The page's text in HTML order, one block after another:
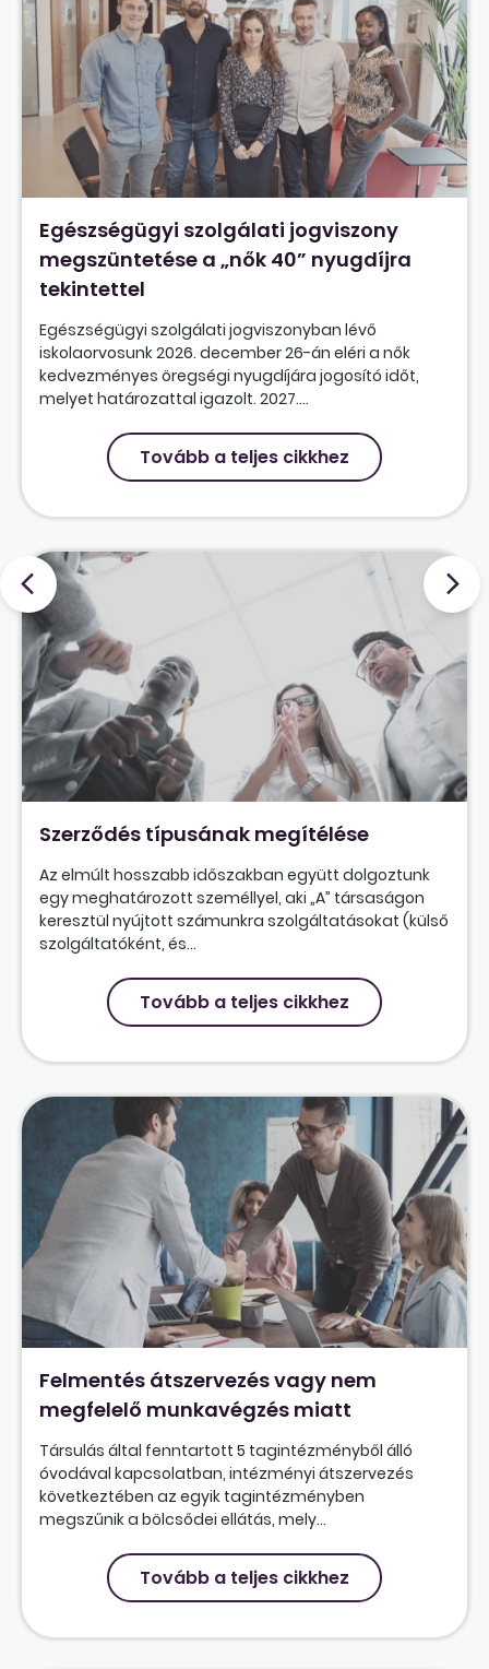
Egészségügyi szolgálati jogviszony
megszüntetése a „nők 40” nyugdíjra
tekintettel
Egészségügyi szolgálati jogviszonyban lévő
iskolaorvosunk 2026. december 26-án eléri a nők
kedvezményes öregségi nyugdíjára jogosító időt,
melyet határozattal igazolt. 2027....
Tovább a teljes cikkhez
Szerződés típusának megítélése
Az elmúlt hosszabb időszakban együtt dolgoztunk
egy meghatározott személlyel, aki „A” társaságon
keresztül nyújtott számunkra szolgáltatásokat (külső
szolgáltatóként, és...
Tovább a teljes cikkhez
Felmentés átszervezés vagy nem
megfelelő munkavégzés miatt
Társulás által fenntartott 5 tagintézményből álló
óvodával kapcsolatban, intézményi átszervezés
következtében az egyik tagintézményben
megszűnik a bölcsődei ellátás, mely...
Tovább a teljes cikkhez